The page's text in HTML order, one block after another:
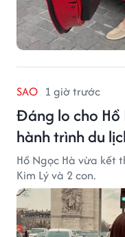
SAO 1 giờ trước
Đáng lo cho Hồ
hành trình du
Hồ Ngọc Hà vừa kết
Kim Lý và 2 con.